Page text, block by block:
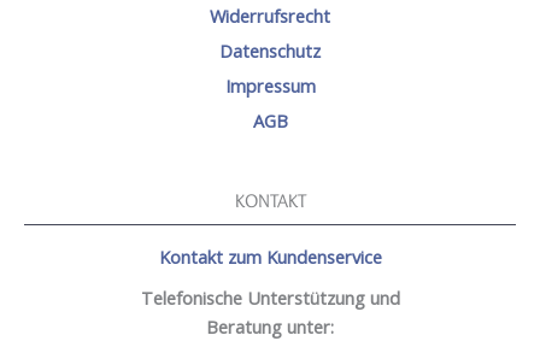
Widerrufsrecht
Datenschutz
Impressum
AGB
KONTAKT
Kontakt zum Kundenservice
Telefonische Unterstützung und
Beratung unter: